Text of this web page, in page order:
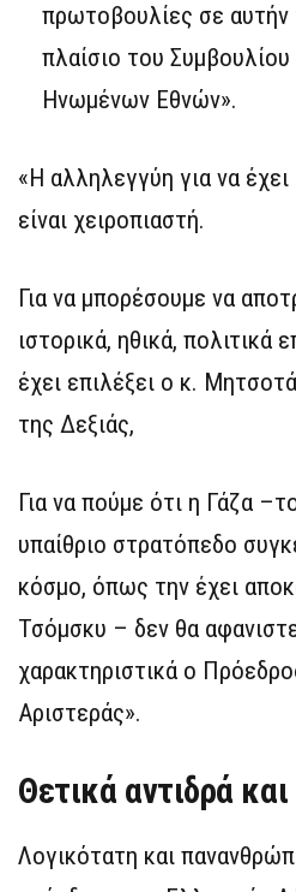
πρωτοβουλίες σε αυτήν
πλαίσιο του
Ηνωμένων Εθνών».
«Η αλληλεγγύη για να
είναι χειροπιαστή.
Για να μπορέσουμε να
ιστορικά, ηθικά, πολιτικά
έχει επιλέξει ο κ.
της Δεξιάς,
Για να πούμε ότι η Γάζα
υπαίθριο στρατόπεδο
κόσμο, όπως την έχει
Τσόμσκυ – δεν θα
χαρακτηριστικά ο
Αριστεράς».
Θετικά αντιδρά
Λογικότατη και